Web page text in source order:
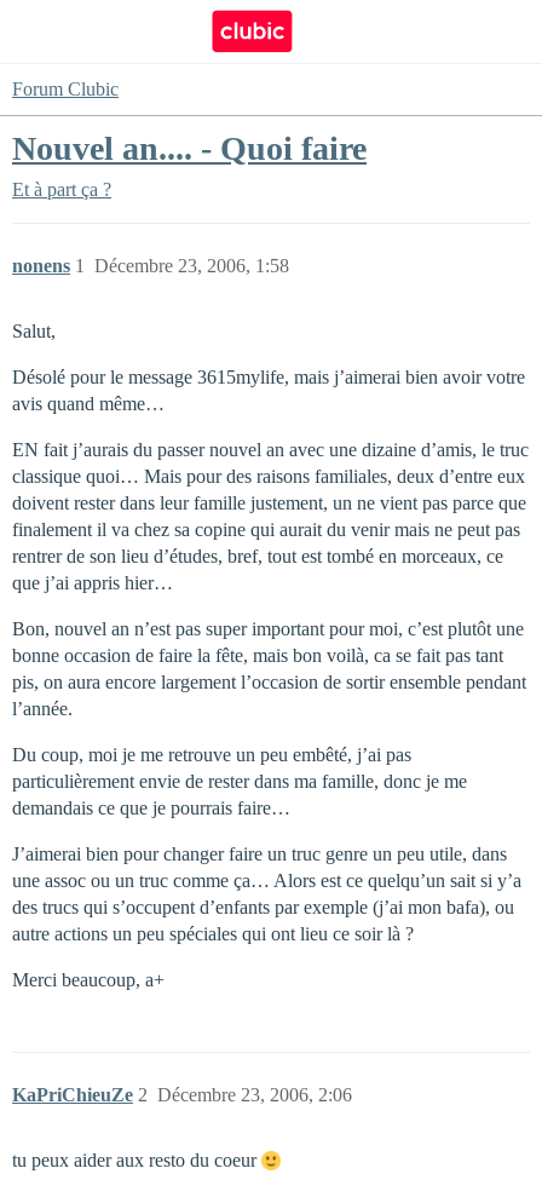
Forum Clubic
Nouvel an.... - Quoi faire
Et à part ça ?
nonens Décembre 23, 2006, 1:58
1
Salut,
Désolé pour le message 3615mylife, mais j’aimerai bien avoir votre
avis quand même…
EN fait j’aurais du passer nouvel an avec une dizaine d’amis, le truc
classique quoi… Mais pour des raisons familiales, deux d’entre eux
doivent rester dans leur famille justement, un ne vient pas parce que
finalement il va chez sa copine qui aurait du venir mais ne peut pas
rentrer de son lieu d’études, bref, tout est tombé en morceaux, ce
que j’ai appris hier…
Bon, nouvel an n’est pas super important pour moi, c’est plutôt une
bonne occasion de faire la fête, mais bon voilà, ca se fait pas tant
pis, on aura encore largement l’occasion de sortir ensemble pendant
l’année.
Du coup, moi je me retrouve un peu embêté, j’ai pas
particulièrement envie de rester dans ma famille, donc je me
demandais ce que je pourrais faire…
J’aimerai bien pour changer faire un truc genre un peu utile, dans
une assoc ou un truc comme ça… Alors est ce quelqu’un sait si y’a
des trucs qui s’occupent d’enfants par exemple (j’ai mon bafa), ou
autre actions un peu spéciales qui ont lieu ce soir là ?
Merci beaucoup, a+
KaPriChieuZe Décembre 23, 2006, 2:06
2
tu peux aider aux resto du coeur